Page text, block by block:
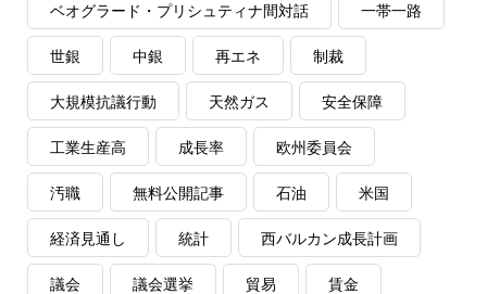
ベオグラード・プリシュティナ間対話 一帯一路
世銀 中銀 再エネ 制裁
大規模抗議行動 天然ガス 安全保障
工業生産高 成長率 欧州委員会
汚職 無料公開記事 石油 米国
経済見通し 統計 西バルカン成長計画
議会 議会選挙 貿易 賃金